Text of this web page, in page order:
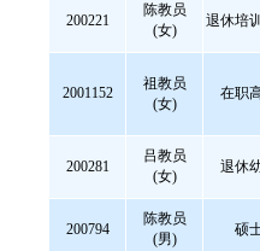
200221
陈教员
(女)
退休培
2001152
祖教员
(女)
在职
200281
吕教员
(女)
退休
200794
陈教员
(男)
硕